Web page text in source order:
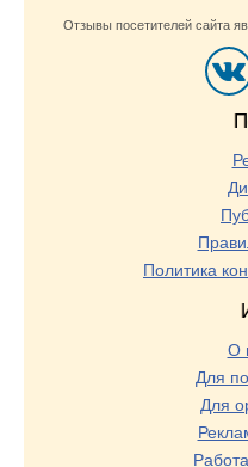
Отзывы посетителей сайта
Политика
О
Для
Для